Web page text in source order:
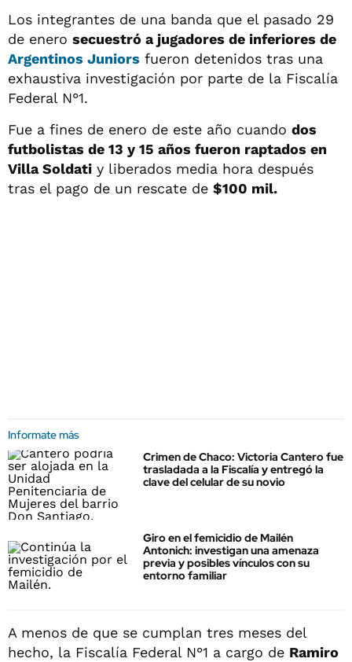
Los integrantes de una banda que el pasado 29
de enero secuestró a jugadores de inferiores de
Argentinos Juniors fueron detenidos tras una
exhaustiva investigación por parte de la Fiscalía
Federal N°1.
Fue a fines de enero de este año cuando dos
futbolistas de 13 y 15 años fueron raptados en
Villa Soldati y liberados media hora después
tras el pago de un rescate de $100 mil.
Informate más
Crimen de Chaco: Victoria Cantero fue
trasladada a la Fiscalía y entregó la
clave del celular de su novio
Giro en el femicidio de Mailén
Antonich: investigan una amenaza
previa y posibles vínculos con su
entorno familiar
A menos de que se cumplan tres meses del
hecho, la Fiscalía Federal N°1 a cargo de Ramiro